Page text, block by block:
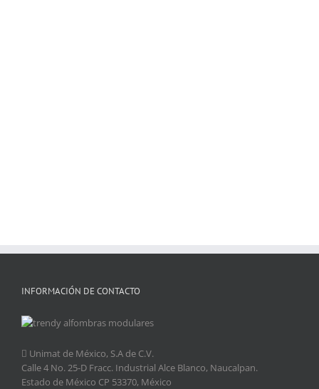
INFORMACIÓN DE CONTACTO
Unimat de México, S.A de C.V.
Calle 4 No. 25-D Fracc. Industrial Alce Blanco, Naucalpan.
Estado de México CP 53370, México